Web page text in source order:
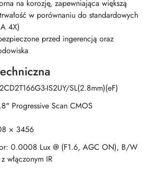
na korozję, zapewniająca większą
w porównaniu do standardowych
4X)
przed ingerencją oraz
IS2UY/SL(2.8mm)(eF)
Progressive Scan CMOS
× 3456
0.0008 Lux @ (F1.6, AGC ON), B/W:
włączonym IR